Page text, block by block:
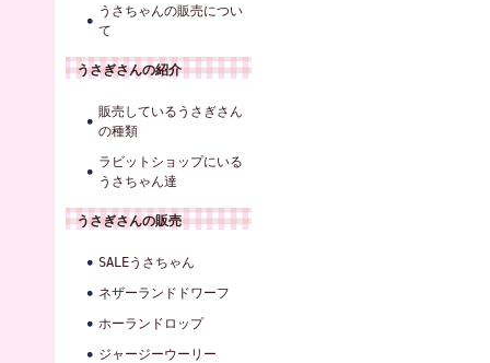
うさちゃんの販売につい
て
うさぎさんの紹介
販売しているうさぎさん
の種類
ラビットショップにいる
うさちゃん達
うさぎさんの販売
SALEうさちゃん
ネザーランドドワーフ
ホーランドロップ
ジャージーウーリー